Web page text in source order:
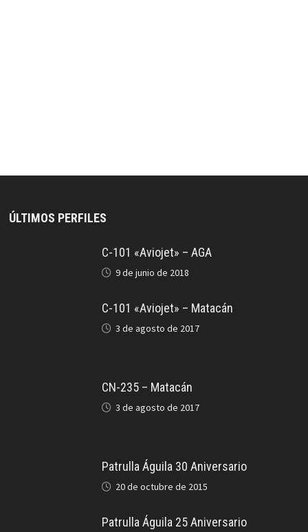
ÚLTIMOS PERFILES
C-101 «Aviojet» – AGA
9 de junio de 2018
C-101 «Aviojet» – Matacán
3 de agosto de 2017
CN-235 – Matacán
3 de agosto de 2017
Patrulla Águila 30 Aniversario
20 de octubre de 2015
Patrulla Águila 25 Aniversario